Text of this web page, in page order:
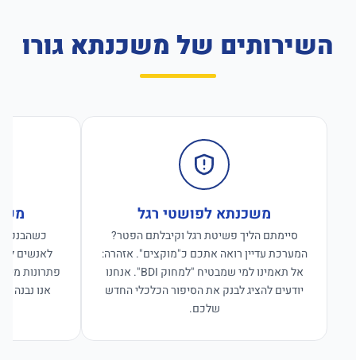
השירותים של משכנתא גורו
משכנתא לפושטי רגל
סיימתם הליך פשיטת רגל וקיבלתם הפטר?
המערכת עדיין רואה אתכם כ"מוקצים". אזהרה:
אל תאמינו למי שמבטיח "למחוק BDI". אנחנו
יודעים להציג לבנק את הסיפור הכלכלי החדש
שלכם.
לאנשים
פתרונות
אנו נבנה